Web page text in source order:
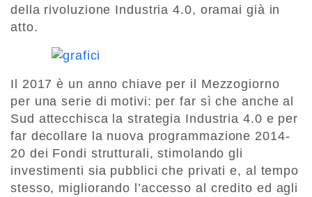
della rivoluzione Industria 4.0, oramai già in
atto.
Il 2017 è un anno chiave per il Mezzogiorno
per una serie di motivi: per far sì che anche al
Sud attecchisca la strategia Industria 4.0 e per
far decollare la nuova programmazione 2014-
20 dei Fondi strutturali, stimolando gli
investimenti sia pubblici che privati e, al tempo
stesso, migliorando l’accesso al credito ed agli